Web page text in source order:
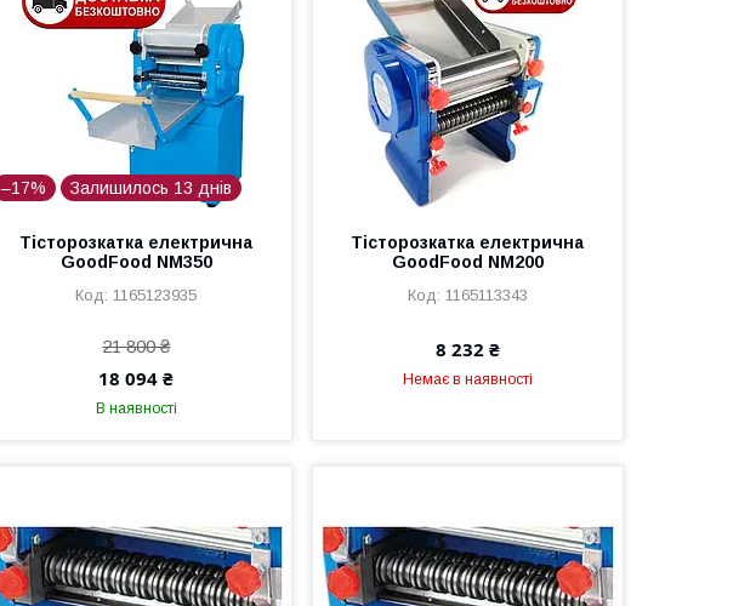
–17% Залишилось 13 днів
Тісторозкатка електрична
GoodFood NM350
1165123935
21 800 ₴
18 094 ₴
В наявності
Тісторозкатка електрична
GoodFood NM200
1165113343
8 232 ₴
Немає в наявності